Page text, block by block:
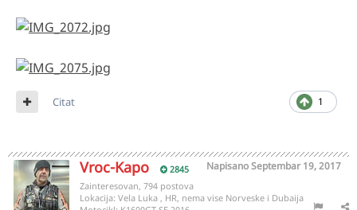
1
Citat
Vroc-Kapo 2845 NapisanoSeptembar 19, 2017
Zainteresovan, 794 postova
Lokacija: Vela Luka , HR, nema vise Norveske i Dubaija